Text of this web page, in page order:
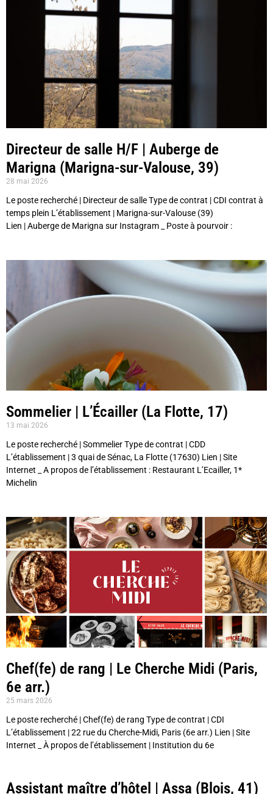
Directeur de salle H/F | Auberge de
Marigna (Marigna-sur-Valouse, 39)
28 mai 2026
Le poste recherché | Directeur de salle Type de contrat | CDI contrat à
temps plein L’établissement | Marigna-sur-Valouse (39)
Lien | Auberge de Marigna sur Instagram _ Poste à pourvoir :
Sommelier | L’Écailler (La Flotte, 17)
13 mai 2026
Le poste recherché | Sommelier Type de contrat | CDD
L’établissement | 3 quai de Sénac, La Flotte (17630) Lien | Site
Internet _ A propos de l’établissement : Restaurant L’Ecailler, 1*
Michelin
Chef(fe) de rang | Le Cherche Midi (Paris,
6e arr.)
25 mars 2026
Le poste recherché | Chef(fe) de rang Type de contrat | CDI
L’établissement | 22 rue du Cherche-Midi, Paris (6e arr.) Lien | Site
Internet _ À propos de l’établissement | Institution du 6e
Assistant maître d’hôtel | Assa (Blois, 41)